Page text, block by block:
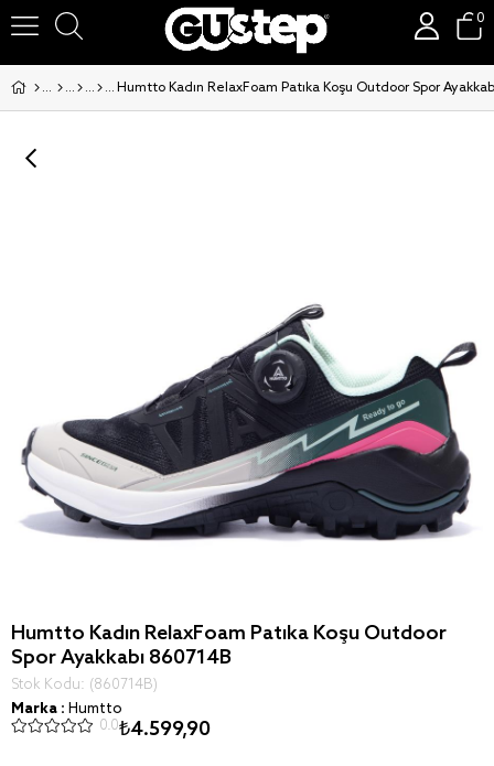
0
Humtto Kadın RelaxFoam Patika Koşu Outdoor Spor
Humtto Kadın RelaxFoam Patika Koşu Outdoor
Spor Ayakkabı 860714B
Stok Kodu
(860714B)
Marka : Humtto
0.0₺4.599,90